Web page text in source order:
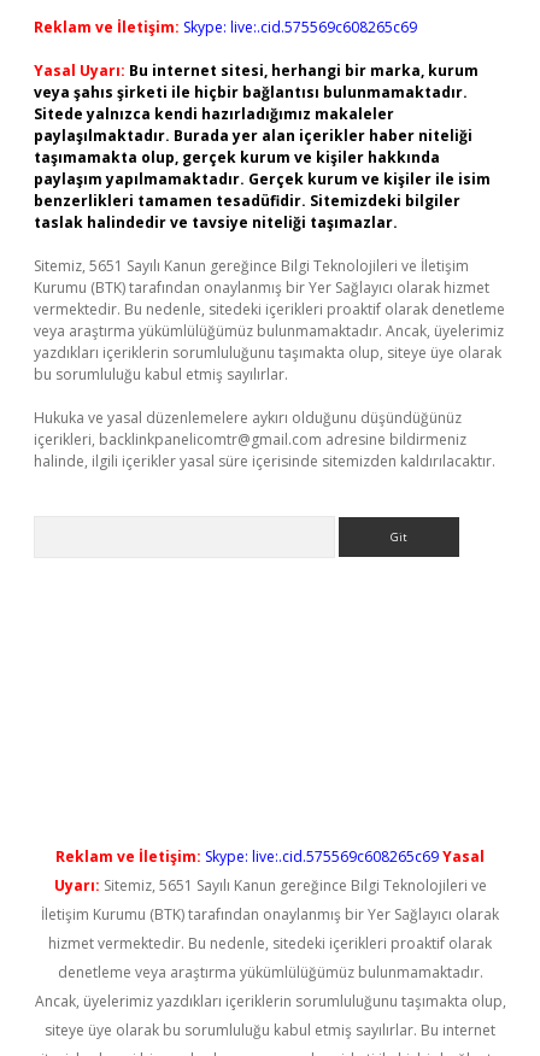
Reklam ve İletişim: Skype: live:.cid.575569c608265c69
Yasal Uyarı: Bu internet sitesi, herhangi bir marka, kurum
veya şahıs şirketi ile hiçbir bağlantısı bulunmamaktadır.
Sitede yalnızca kendi hazırladığımız makaleler
paylaşılmaktadır. Burada yer alan içerikler haber niteliği
taşımamakta olup, gerçek kurum ve kişiler hakkında
paylaşım yapılmamaktadır. Gerçek kurum ve kişiler ile isim
benzerlikleri tamamen tesadüfidir. Sitemizdeki bilgiler
taslak halindedir ve tavsiye niteliği taşımazlar.
Sitemiz, 5651 Sayılı Kanun gereğince Bilgi Teknolojileri ve İletişim
Kurumu (BTK) tarafından onaylanmış bir Yer Sağlayıcı olarak hizmet
vermektedir. Bu nedenle, sitedeki içerikleri proaktif olarak denetleme
veya araştırma yükümlülüğümüz bulunmamaktadır. Ancak, üyelerimiz
yazdıkları içeriklerin sorumluluğunu taşımakta olup, siteye üye olarak
bu sorumluluğu kabul etmiş sayılırlar.
Hukuka ve yasal düzenlemelere aykırı olduğunu düşündüğünüz
içerikleri, backlinkpanelicomtr@gmail.com adresine bildirmeniz
halinde, ilgili içerikler yasal süre içerisinde sitemizden kaldırılacaktır.
Reklam ve İletişim: Skype: live:.cid.575569c608265c69Yasal
Uyarı: Sitemiz, 5651 Sayılı Kanun gereğince Bilgi Teknolojileri ve
İletişim Kurumu (BTK) tarafından onaylanmış bir Yer Sağlayıcı olarak
hizmet vermektedir. Bu nedenle, sitedeki içerikleri proaktif olarak
denetleme veya araştırma yükümlülüğümüz bulunmamaktadır.
Ancak, üyelerimiz yazdıkları içeriklerin sorumluluğunu taşımakta olup,
siteye üye olarak bu sorumluluğu kabul etmiş sayılırlar. Bu internet